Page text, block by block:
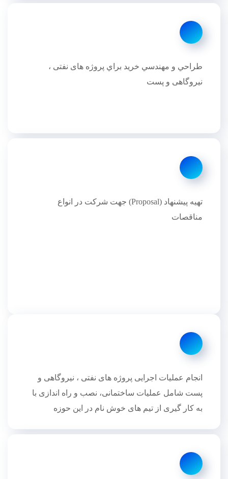
طراحي و مهندسي خريد براي پروژه های نفتی ،
نيروگاهی و پست
تهیه پیشنهاد (Proposal) جهت شرکت در انواع
مناقصات
انجام عملیات اجرایی پروژه های نفتی ، نيروگاهی و
پست شامل عملیات ساختمانی، نصب و راه اندازی با
به کار گیری از تیم های خوش نام در این حوزه